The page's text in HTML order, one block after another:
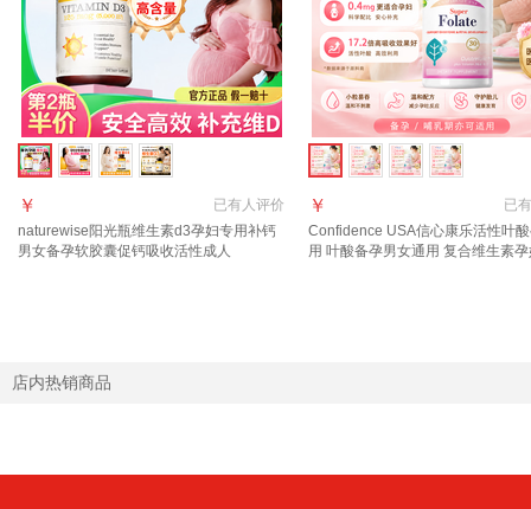
已有人评价
￥
naturewise阳光瓶维生素d3孕妇专用补钙
男女备孕软胶囊促钙吸收活性成人
已有
￥
Confidence USA信心康乐活性叶
用 叶酸备孕男女通用 复合维生素
店内热销商品